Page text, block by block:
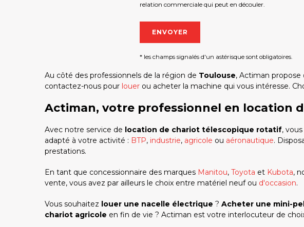
relation commerciale qui peut en découler.
* les champs signalés d'un astérisque sont obligatoires.
Au côté des professionnels de la région de Toulouse, Actiman propose
contactez-nous pour louer ou acheter la machine qui vous intéresse.
Actiman, votre professionnel en location
Avec notre service de location de chariot télescopique rotatif,
adapté à votre activité : BTP, industrie, agricole ou aéronautique.
prestations.
En tant que concessionnaire des marques Manitou, Toyota et Kubota,
vente, vous avez par ailleurs le choix entre matériel neuf ou d'occasion.
Vous souhaitez louer une nacelle électrique ? Acheter une mini-
chariot agricole en fin de vie ? Actiman est votre interlocuteur de